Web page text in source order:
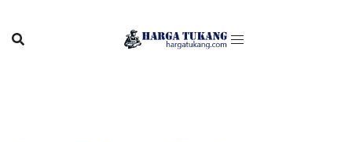
content